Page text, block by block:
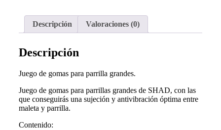
Descripción Valoraciones (0)
Descripción
Juego de gomas para parrilla grandes.
Juego de gomas para parrillas grandes de SHAD, con las
que conseguirás una sujeción y antivibración óptima entre
maleta y parrilla.
Contenido: